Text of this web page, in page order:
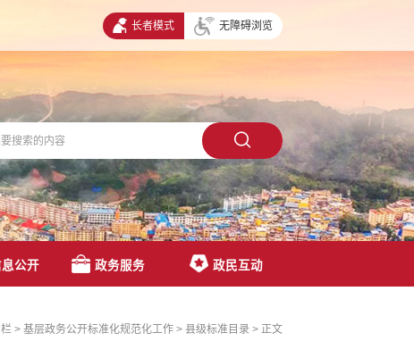
长者模式 无障碍浏览
公开 政务服务 政民互动
> 基层政务公开标准化规范化工作 > 县级标准目录 > 正文